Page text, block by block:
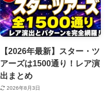
【2026年最新】スター・ツ
アーズは1500通り！レア演
出まとめ
2026年8月3日